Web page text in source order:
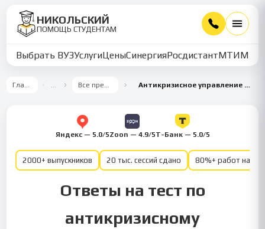
НИКОЛЬСКИЙ
ПОМОЩЬ СТУДЕНТАМ
Выбрать ВУЗУслугиЦеныСинергияРосдистантМТИММУ
Главная … Все предметы Антикризисное управление персоналом
Яндекс — 5.0/5Zoon — 4.9/5Т-Банк — 5.0/5
2000+ выпускников 20 тыс. сессий сдано 80%+ работ на
Ответы на тест по
антикризисному